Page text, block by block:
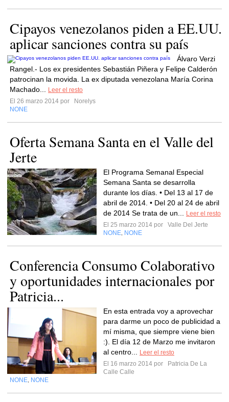
Cipayos venezolanos piden a EE.UU.
aplicar sanciones contra su país
Álvaro Verzi
Rangel.- Los ex presidentes Sebastián Piñera y Felipe Calderón
patrocinan la movida. La ex diputada venezolana María Corina
Machado...
Leer el resto
El 26 marzo 2014 por
Norelys
NONE
Oferta Semana Santa en el Valle del
Jerte
El Programa Semanal Especial
Semana Santa se desarrolla
durante los días. • Del 13 al 17 de
abril de 2014. • Del 20 al 24 de abril
de 2014 Se trata de un...
Leer el resto
El 25 marzo 2014 por
Valle Del Jerte
NONE NONE
Conferencia Consumo Colaborativo
y oportunidades internacionales por
Patricia...
En esta entrada voy a aprovechar
para darme un poco de publicidad a
mí misma, que siempre viene bien
:). El día 12 de Marzo me invitaron
al centro...
Leer el resto
El 16 marzo 2014 por
Patricia De La
Calle Calle
NONE NONE